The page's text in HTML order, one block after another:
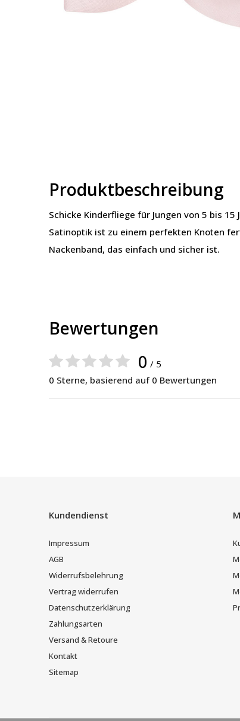
Produktbeschreibung
Schicke Kinderfliege für Jungen von 5 bis
Satinoptik ist zu einem perfekten Knoten
Nackenband, das einfach und sicher ist.
Bewertungen
0 / 5
0 Sterne, basierend auf 0 Bewertungen
Kundendienst
Impressum
AGB
Widerrufsbelehrung
Vertrag widerrufen
Datenschutzerklärung
Zahlungsarten
Versand & Retoure
Kontakt
Sitemap